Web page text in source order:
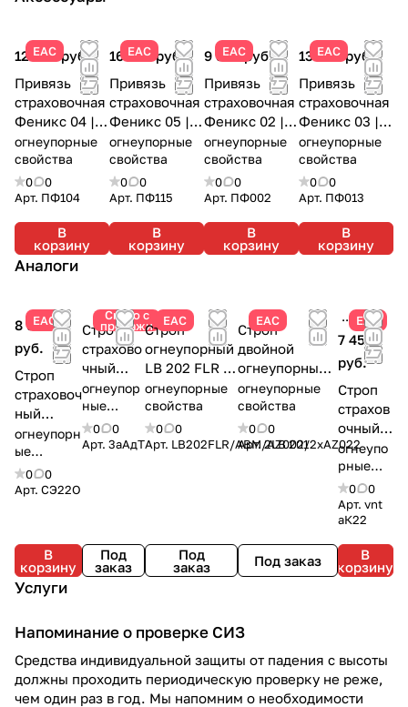
ЕАС
12 990 руб.
Привязь
страховочная
Феникс 04 |
Огнестойкая |
Олимп
огнеупорные
свойства
0
0
Арт. ПФ104
В
корзину
ЕАС
16 250 руб.
Привязь
страховочная
Феникс 05 |
Огнестойкая |
Олимп
огнеупорные
свойства
0
0
Арт. ПФ115
В
корзину
ЕАС
9 830 руб.
Привязь
страховочная
Феникс 02 |
Огнестойкая |
Олимп
огнеупорные
свойства
0
0
Арт. ПФ002
В
корзину
ЕАС
13 800 руб.
Привязь
страховочная
Феникс 03 |
Огнестойкая |
Олимп
огнеупорные
свойства
0
0
Арт. ПФ013
В
корзину
Аналоги
ЕАС
8 900
руб.
Строп
страховоч
ный
Феникс
СЭ22О |
Огнестой
кий |
огнеупорн
ые
свойства
0
0
Арт. СЭ22О
В
корзину
Снято с
продажи
Строп
страхово
чный
двойной
огнеупо
рный
3аАдТ |
огнеупор
ные
свойства
0
0
Арт.3аАдТ
Под
заказ
ЕАС
Строп
огнеупорный
LB 202 FLR с
амортизатор
ом ABM | 2AZ
002 +AZ 022 |
Protekt
огнеупорные
свойства
0
0
Арт. LB202FLR/ABM/AZ002/2xAZ022
Под
заказ
ЕАС
Строп
двойной
огнеупорный
2LB 201 FLR с
амортизаторо
м | 2AZ 002 +
AZ 022 |
огнеупорные
свойства
0
0
Арт.2LB 201
Под заказ
ЕАС
7 450
руб.
Строп
страхов
очный
аК22 |
Огнеуп
орный |
Vento
огнеупо
рные
свойств
а
0
0
Арт. vnt
aК22
В
корзину
Услуги
Напоминание о проверке СИЗ
Средства индивидуальной защиты от падения с высоты
должны проходить периодическую проверку не реже,
чем один раз в год. Мы напомним о необходимости